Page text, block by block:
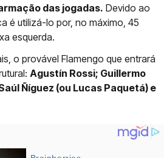
das jogadas. Devido ao
é utilizá-lo por, no máximo, 45
esquerda.
o provável Flamengo que entrará
Agustín Rossi; Guillermo
Ñíguez (ou Lucas Paquetá) e